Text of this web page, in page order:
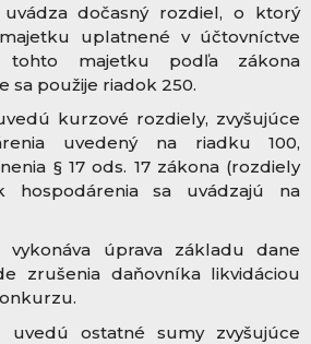
dočasný rozdiel, o ktorý
uplatnené v účtovníctve
tohto majetku podľa zákona
sa použije riadok 250.
kurzové rozdiely, zvyšujúce
uvedený na riadku 100,
§ 17 ods. 17 zákona (rozdiely
hospodárenia sa uvádzajú na
vykonáva úprava základu dane
zrušenia daňovníka likvidáciou
uvedú ostatné sumy zvyšujúce